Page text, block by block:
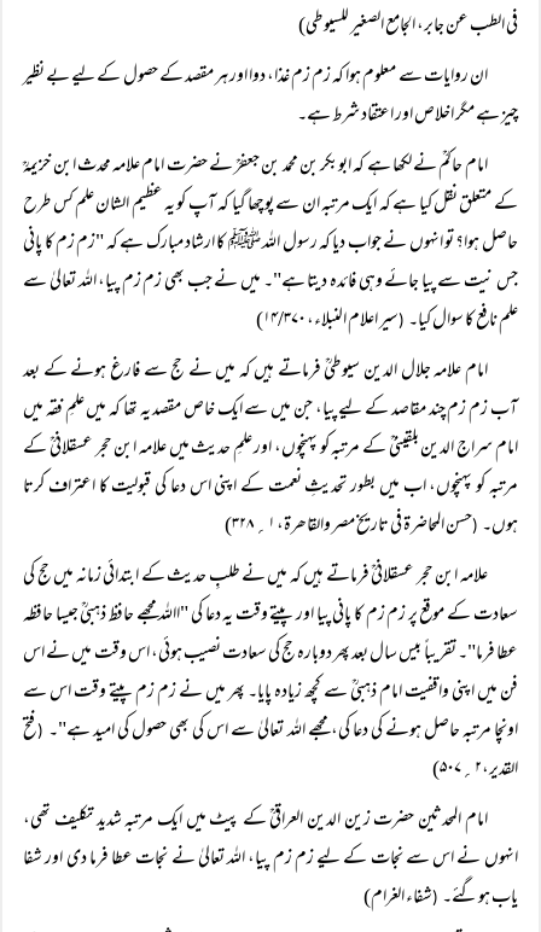
فی الطب عن جابر، الجامع الصغیر للسیوطی)
ان روایات سے معلوم ہوا کہ زم زم غذا، دوا اور ہر مقصد کے حصول کے لیے بے نظیر
چیز ہے مگر اخلاص اور اعتقاد شرط ہے۔
امام حاکمؒ نے لکھا ہے کہ ابوبکر بن محمد بن جعفرؒ نے حضرت امام علامہ محدث ابن خزیمہؒ
کے متعلق نقل کیا ہے کہ ایک مرتبہ ان سے پوچھا گیا کہ آپ کو یہ عظیم الشان علم کس طرح
حاصل ہوا؟ تو انہوں نے جواب دیا کہ رسول اللہ ﷺ کا ارشاد مبارک ہے کہ "زم زم کا پانی
جس نیت سے پیا جائے وہی فائدہ دیتا ہے"۔ میں نے جب بھی زم زم پیا، اللہ تعالیٰ سے
علم نافع کا سوال کیا۔ (سیر اعلام النبلاء، ۱۴/۳۷۰)
امام علامہ جلال الدین سیوطیؒ فرماتے ہیں کہ میں نے حج سے فارغ ہونے کے بعد
آب زم زم چند مقاصد کے لیے پیا، جن میں سے ایک خاص مقصد یہ تھا کہ میں علمِ فقہ میں
امام سراج الدین بلقینیؒ کے مرتبہ کو پہنچوں، اور علمِ حدیث میں علامہ ابن حجر عسقلانیؒ کے
مرتبہ کو پہنچوں، اب میں بطور تحدیثِ نعمت کے اپنی اس دعا کی قبولیت کا اعتراف کرتا
ہوں۔ (حسن المحاضرۃ فی تاریخ مصر والقاھرۃ، ۱؍ ۳۲۸)
علامہ ابن حجر عسقلانیؒ فرماتے ہیں کہ میں نے طلبِ حدیث کے ابتدائی زمانہ میں حج کی
سعادت کے موقع پر زم زم کا پانی پیا اور پیتے وقت یہ دعا کی "االلہ مجھے حافظ ذہبیؒ جیسا حافظہ
عطا فرما"۔ تقریباً‌ بیس سال بعد پھر دوبارہ حج کی سعادت نصیب ہوئی، اس وقت میں نے اس
فن میں اپنی واقفیت امام ذہبیؒ سے کچھ زیادہ پایا۔ پھر میں نے زم زم پیتے وقت اس سے
اونچا مرتبہ حاصل ہونے کی دعا کی، مجھے اللہ تعالیٰ سے اس کی بھی حصول کی امید ہے"۔ (فتح
القدیر،۲؍۵۰۷)
امام المحدثین حضرت زین الدین العراقیؒ کے پیٹ میں ایک مرتبہ شدید تکلیف تھی،
انہوں نے اس سے نجات کے لیے زم زم پیا، اللہ تعالیٰ نے نجات عطا فرما دی اور شفا
یاب ہوگئے۔ (شفاء الغرام)